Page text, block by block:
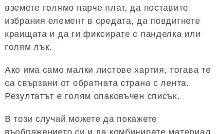
вземете голямо парче плат, да поставите
избрания елемент в средата, да повдигнете
краищата и да ги фиксирате с панделка или
голям лък.
Ако има само малки листове хартия, тогава те
са свързани от обратната страна с лента.
Резултатът е голям опаковъчен списък.
В този случай можете да покажете
въображението си и да комбинирате материал